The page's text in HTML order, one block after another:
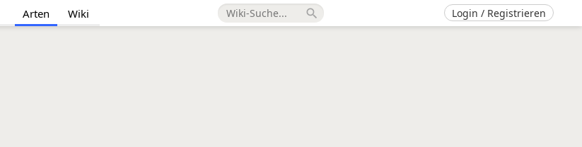
Arten Wiki search Login / Registrieren